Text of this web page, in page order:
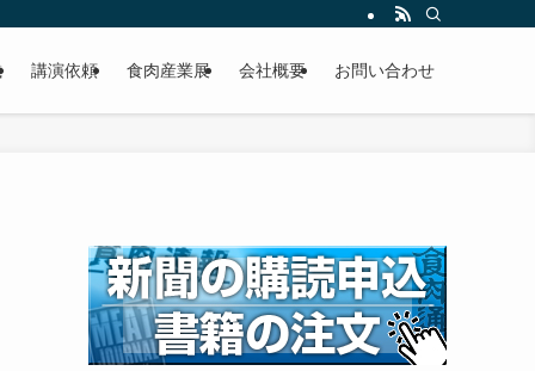
講演依頼 食肉産業展 会社概要 お問い合わせ